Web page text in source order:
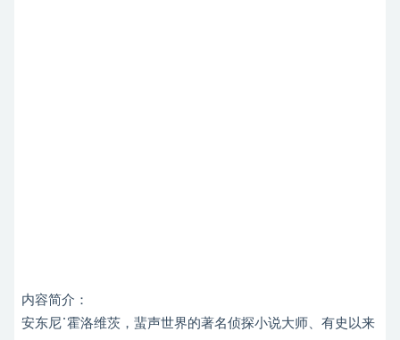
内容简介：
安东尼˙霍洛维茨，蜚声世界的著名侦探小说大师、有史以来